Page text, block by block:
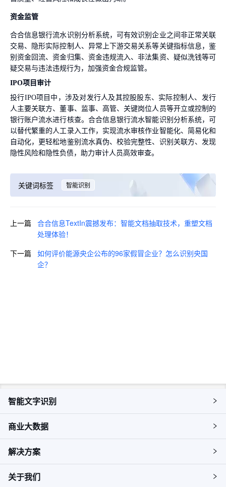
资金监管
合合信息银行流水识别分析系统，可有效识别企业之间非正常关联
交易、隐形实际控制人、异常上下游交易关系等关键指标信息，鉴
别资金回流、资金归集、资金违规流入、非法集资、疑似洗钱等可
疑交易与违法违规行为，加强资金合规监管。
IPO项目审计
投行IPO项目中，涉及对发行人及其控股股东、实际控制人、发行
人主要关联方、董事、监事、高管、关键岗位人员等开立或控制的
银行账户流水进行核查。合合信息银行流水智能识别分析系统，可
以替代繁重的人工录入工作，实现流水审核作业智能化、简易化和
自动化，更轻松地鉴别流水真伪、校验完整性、识别关联方、发现
隐性风险和隐性负债，助力审计人员高效审查。
关键词标签 智能识别
上一篇 合合信息TextIn震撼发布：智能文档抽取技术，重塑文档
处理体验！
下一篇 如何评价能源央企公布的96家假冒企业？怎么识别央国
企？
智能文字识别
商业大数据
解决方案
关于我们